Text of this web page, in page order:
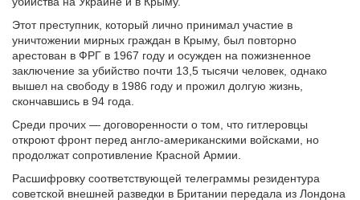
Этот преступник, который лично принимал участие в
уничтожении мирных граждан в Крыму, был повторно
арестован в ФРГ в 1967 году и осужден на пожизненное
заключение за убийство почти 13,5 тысячи человек, однако
вышел на свободу в 1986 году и прожил долгую жизнь,
скончавшись в 94 года.
Среди прочих — договоренности о том, что гитлеровцы
откроют фронт перед англо-американскими войсками, но
продолжат сопротивление Красной Армии.
Расшифровку соответствующей телеграммы резидентура
советской внешней разведки в Британии передала из Лондона